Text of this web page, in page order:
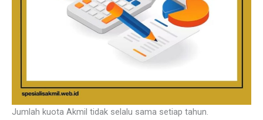
Jumlah kuota Akmil tidak selalu sama setiap tahun.